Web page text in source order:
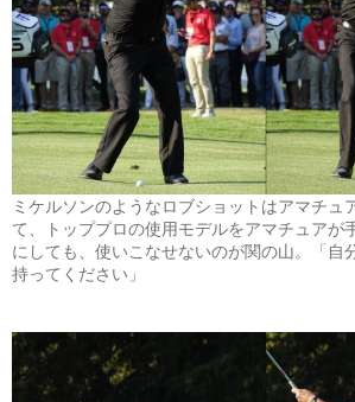
ミケルソンのようなロブショットはアマチュ
て、トッププロの使用モデルをアマチュアが
にしても、使いこなせないのが関の山。「自
持ってください」